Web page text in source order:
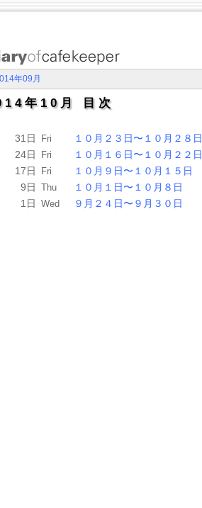
年09月
年10月 目次
31日 Fri
１０月２３日〜１０月２８日
24日
Fri
１０月１６日〜１０月２２日
17日
Fri
１０月９日〜１０月１５日
9日
Thu
１０月１日〜１０月８日
1日
Wed ９月２４日〜９月３０日